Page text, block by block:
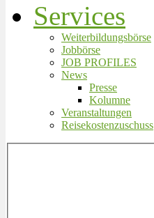
Services
Weiterbildungsbörse
Jobbörse
JOB PROFILES
News
Presse
Kolumne
Veranstaltungen
Reisekostenzuschuss